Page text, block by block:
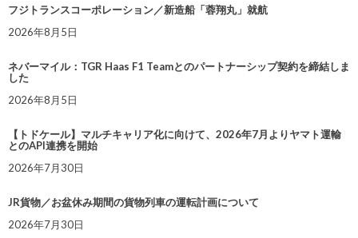
フジトランスコーポレーション／新造船「蓉翔丸」就航
2026年8月5日
ネバーマイル：TGR Haas F1 Teamとのパートナーシップ契約を締結しま
した
2026年8月5日
【トドケール】マルチキャリア化に向けて、2026年7月よりヤマト運輸
とのAPI連携を開始
2026年7月30日
JR貨物／お盆休み期間の貨物列車の運転計画について
2026年7月30日